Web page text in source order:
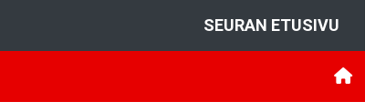
SEURAN ETUSIVU